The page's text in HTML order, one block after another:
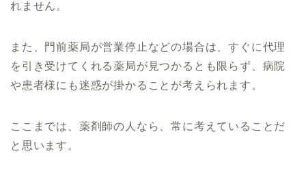
れません。
また、門前薬局が営業停止などの場合は、すぐに代理
を引き受けてくれる薬局が見つかるとも限らず、病院
や患者様にも迷惑が掛かることが考えられます。
ここまでは、薬剤師の人なら、常に考えていることだ
と思います。